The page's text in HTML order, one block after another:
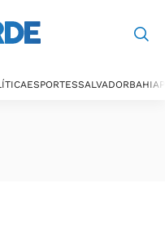
ESPORTESSALVADORBAHIA